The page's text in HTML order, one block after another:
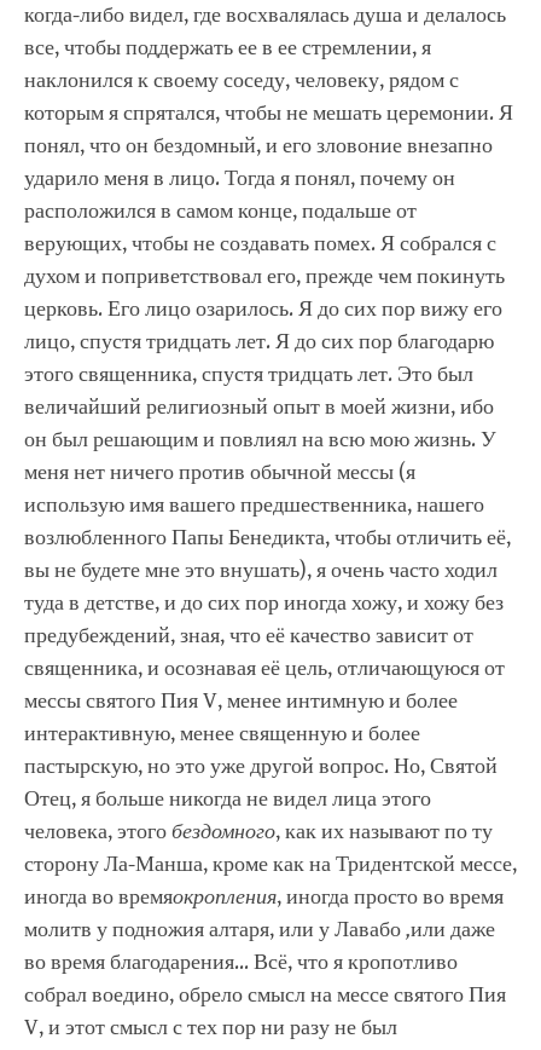
когда-либо видел, где восхвалялась душа и делалось
все, чтобы поддержать ее в ее стремлении, я
наклонился к своему соседу, человеку, рядом с
которым я спрятался, чтобы не мешать церемонии. Я
понял, что он бездомный, и его зловоние внезапно
ударило меня в лицо. Тогда я понял, почему он
расположился в самом конце, подальше от
верующих, чтобы не создавать помех. Я собрался с
духом и поприветствовал его, прежде чем покинуть
церковь. Его лицо озарилось. Я до сих пор вижу его
лицо, спустя тридцать лет. Я до сих пор благодарю
этого священника, спустя тридцать лет. Это был
величайший религиозный опыт в моей жизни, ибо
он был решающим и повлиял на всю мою жизнь. У
меня нет ничего против обычной мессы (я
использую имя вашего предшественника, нашего
возлюбленного Папы Бенедикта, чтобы отличить её,
вы не будете мне это внушать), я очень часто ходил
туда в детстве, и до сих пор иногда хожу, и хожу без
предубеждений, зная, что её качество зависит от
священника, и осознавая её цель, отличающуюся от
мессы святого Пия V, менее интимную и более
интерактивную, менее священную и более
пастырскую, но это уже другой вопрос. Но, Святой
Отец, я больше никогда не видел лица этого
человека, этогобездомного, как их называют по ту
сторону Ла-Манша, кроме как на Тридентской мессе,
иногда во времяокропления, иногда просто во время
молитв у подножия алтаря, или у Лавабо,или даже
во время благодарения… Всё, что я кропотливо
собрал воедино, обрело смысл на мессе святого Пия
V, и этот смысл с тех пор ни разу не был